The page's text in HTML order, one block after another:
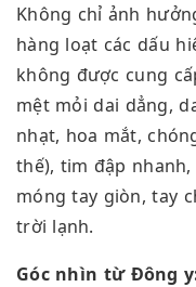
Không chỉ ảnh
hàng loạt các dấu
không được cung
mệt mỏi dai dẳng,
nhạt, hoa mắt,
thế), tim đập
móng tay giòn, tay
trời lạnh.
Góc nhìn từ Đông